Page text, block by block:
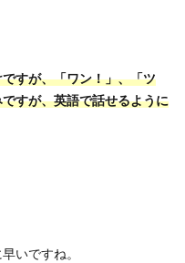
すが、「ワン！」、「ツ
すが、英語で話せるように
いですね。